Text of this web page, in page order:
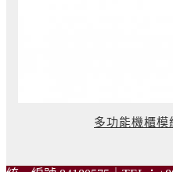
多功能機櫃模